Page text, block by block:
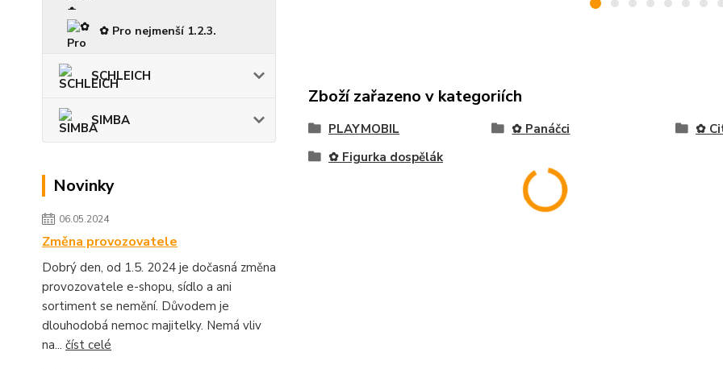
✿ Pro nejmenší 1.2.3.
SCHLEICH
SIMBA
Novinky
06.05.2024
Změna provozovatele
Dobrý den, od 1.5. 2024 je dočasná změna
provozovatele e-shopu, sídlo a ani
sortiment se nemění. Důvodem je
dlouhodobá nemoc majitelky. Nemá vliv
na... číst celé
Zboží zařazeno v kategoriích
PLAYMOBIL ✿ Panáčci
✿
✿ Figurka dospělák